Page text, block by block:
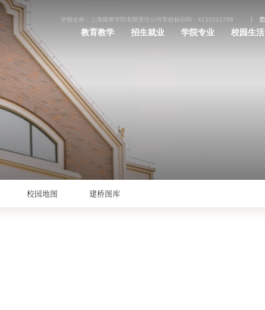
学校全称：上海建桥学院有限责任公司学校标识码：4131012799
教育教学 招生就业 学院专业 校园生活
校园地图 建桥图库